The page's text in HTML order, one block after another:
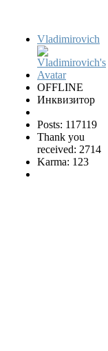
Vladimirovich
OFFLINE
Инквизитор
Posts: 117119
Thank you
received: 2714
Karma: 123